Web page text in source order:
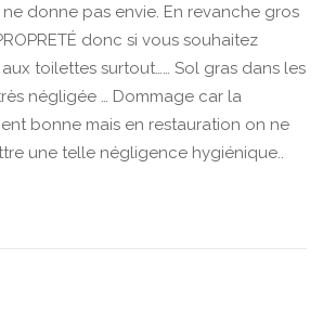
donne pas envie. En revanche gros
donc si vous souhaitez
aux toilettes surtout…… Sol gras dans les
négligée … Dommage car la
bonne mais en restauration on ne
une telle négligence hygiénique..